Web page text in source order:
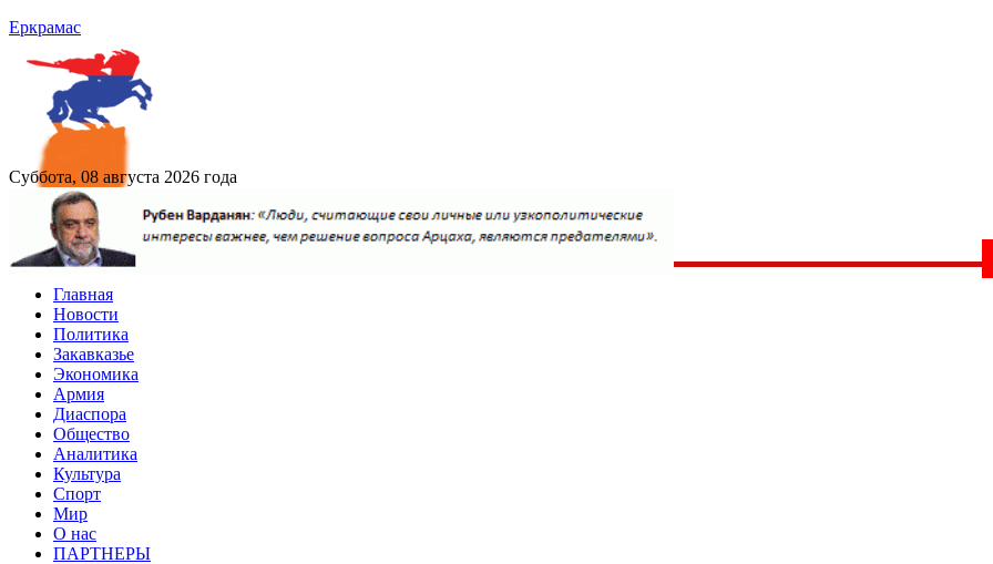
Еркрамас
Суббота, 08 августа 2026 года
Главная
Новости
Политика
Закавказье
Экономика
Армия
Диаспора
Общество
Аналитика
Культура
Спорт
Мир
О нас
ПАРТНЕРЫ